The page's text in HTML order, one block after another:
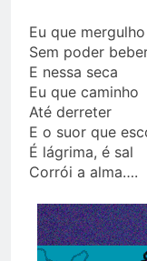
Eu que
Sem poder
E nessa seca
Eu que caminho
Até derreter
E o suor que
É lágrima, é sal
Corrói a alma….